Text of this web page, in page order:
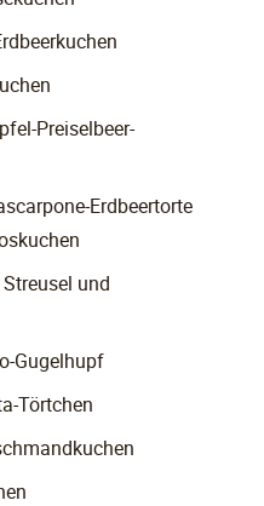
Preiselbeer-
Erdbeertorte
und
Gugelhupf
Törtchen